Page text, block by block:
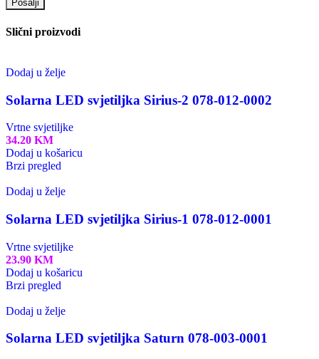
Slični proizvodi
Dodaj u želje
Solarna LED svjetiljka Sirius-2 078-012-0002
Vrtne svjetiljke
34.20 KM
Dodaj u košaricu
Brzi pregled
Dodaj u želje
Solarna LED svjetiljka Sirius-1 078-012-0001
Vrtne svjetiljke
23.90 KM
Dodaj u košaricu
Brzi pregled
Dodaj u želje
Solarna LED svjetiljka Saturn 078-003-0001